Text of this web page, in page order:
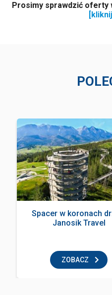
Prosimy sprawdzić oferty
Spacer w koronach
Janosik Travel
ZOBACZ